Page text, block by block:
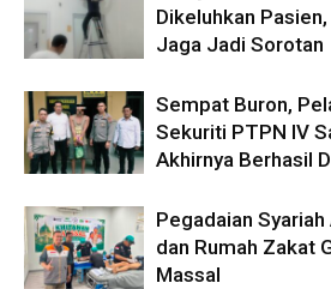
Dikeluhkan
Jaga Jadi Sorotan
Sempat Buron,
Sekuriti PTPN IV
Akhirnya Berhasil
Pegadaian
dan Rumah Zakat
Massal